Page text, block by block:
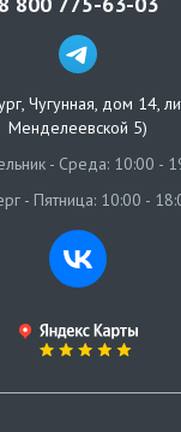
, Чугунная, дом 14,
Менделеевской 5)
- Среда: 10:00 -
- Пятница: 10:00 -